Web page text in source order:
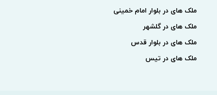
ملک های در بلوار امام خمینی
ملک های در گلشهر
ملک های در بلوار قدس
ملک های در تیس